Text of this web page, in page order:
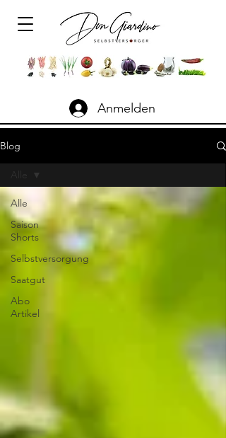
Anmelden
Blog
Alle
Saison
Shorts
Selbstversorgung
Saatgut
Abo
Artikel